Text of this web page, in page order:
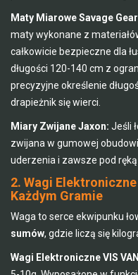
Maty Miarowe Savage
maty wykonane z
całkowicie bezpieczne dla
długości 120-140 cm z
precyzyjne określenie
drapieżnik się wierci.
Miary Zwijane Jaxon: Jeśli
zwijana w gumowej
uderzenia i zawsze pod
2. Wagi
Każdym Gramie
Waga to serce ekwipunku
sumów, gdzie liczą się
Wagi Elektroniczne VIS